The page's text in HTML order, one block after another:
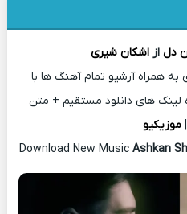
دل ازاشکان شیری
همراه آرشیو تمام آهنگ ها با
های دانلود مستقیم + متن
موزیکیو
Download New Music Ashkan